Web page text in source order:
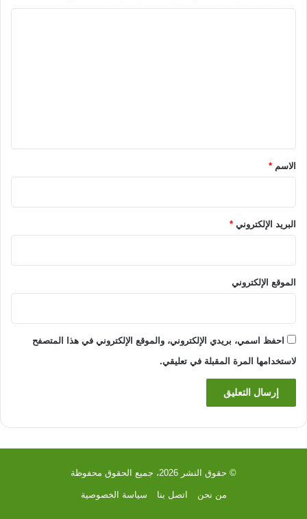
*الاسم *
البريد الإلكتروني *
الموقع الإلكتروني
احفظ اسمي، بريدي الإلكتروني، والموقع الإلكتروني في هذا المتصفح
لاستخدامها المرة المقبلة في تعليقي.
© حقوق النشر 2026، جميع الحقوق محفوظة
من نحن اتصل بنا سياسة الخصوصية